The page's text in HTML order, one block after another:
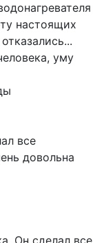
настоящих
уму
все
довольна
Он сделал все